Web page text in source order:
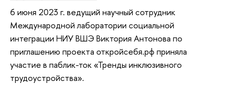
6 июня 2023 г. ведущий научный сотрудник
Международной лаборатории социальной
интеграции НИУ ВШЭ Виктория Антонова по
приглашению проекта откройсебя.рф приняла
участие в паблик-ток «Тренды инклюзивного
трудоустройства».